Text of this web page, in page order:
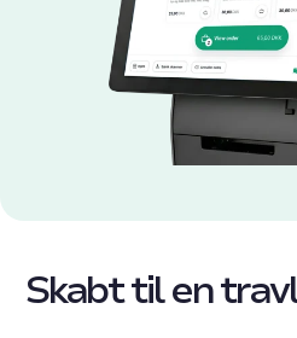
Skabt til en